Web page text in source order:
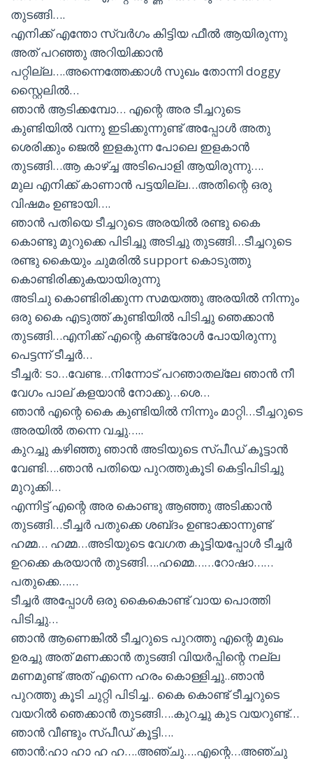
തുടങ്ങി….
എനിക്ക് എന്തോ സ്വർഗം കിട്ടിയ ഫീൽ ആയിരുന്നു
അത് പറഞ്ഞു അറിയിക്കാൻ
പറ്റില്ല….അന്നെത്തേക്കാൾ സുഖം തോന്നി doggy
സ്റ്റൈലിൽ…
ഞാൻ ആടിക്കമ്പോ… എന്റെ അര ടീച്ചറുടെ
കുണ്ടിയിൽ വന്നു ഇടിക്കുന്നുണ്ട് അപ്പോൾ അതു
ശെരിക്കും ജെൽ ഇളകുന്ന പോലെ ഇളകാൻ
തുടങ്ങി…ആ കാഴ്ച്ച അടിപൊളി ആയിരുന്നു….
മുല എനിക്ക് കാണാൻ പട്ടയില്ല…അതിന്റെ ഒരു
വിഷമം ഉണ്ടായി….
ഞാൻ പതിയെ ടീച്ചറുടെ അരയിൽ രണ്ടു കൈ
കൊണ്ടു മുറുക്കെ പിടിച്ചു അടിച്ചു തുടങ്ങി…ടീച്ചറുടെ
രണ്ടു കൈയും ചുമരിൽ support കൊടുത്തു
കൊണ്ടിരിക്കുകയായിരുന്നു
അടിചു കൊണ്ടിരിക്കുന്ന സമയത്തു അരയിൽ നിന്നും
ഒരു കൈ എടുത്ത് കുണ്ടിയിൽ പിടിച്ചു ഞെക്കാൻ
തുടങ്ങി…എനിക്ക് എന്റെ കണ്ട്രോൾ പോയിരുന്നു
പെട്ടന്ന് ടീച്ചർ…
ടീച്ചർ: ടാ…വേണ്ട…നിന്നോട് പറഞാതല്ലേ ഞാൻ നീ
വേഗം പാല് കളയാൻ നോക്കു…ശെ…
ഞാൻ എന്റെ കൈ കുണ്ടിയിൽ നിന്നും മാറ്റി…ടീച്ചറുടെ
അരയിൽ തന്നെ വച്ചു…..
കുറച്ചു കഴിഞ്ഞു ഞാൻ അടിയുടെ സ്പീഡ് കൂട്ടാൻ
വേണ്ടി….ഞാൻ പതിയെ പുറത്തുകൂടി കെട്ടിപിടിച്ചു
മുറുക്കി…
എന്നിട്ട് എന്റെ അര കൊണ്ടു ആഞ്ഞു അടിക്കാൻ
തുടങ്ങി…ടീച്ചർ പതുക്കെ ശബ്‌ദം ഉണ്ടാക്കാന്നുണ്ട്
ഹമ്മ… ഹമ്മ…അടിയുടെ വേഗത കൂട്ടിയപ്പോൾ ടീച്ചർ
ഉറക്കെ കരയാൻ തുടങ്ങി….ഹമ്മെ……റോഷാ……
പതുക്കെ……
ടീച്ചർ അപ്പോൾ ഒരു കൈകൊണ്ട് വായ പൊത്തി
പിടിച്ചു…
ഞാൻ ആണെങ്കിൽ ടീച്ചറുടെ പുറത്തു എന്റെ മുഖം
ഉരച്ചു അത് മണക്കാൻ തുടങ്ങി വിയർപ്പിന്റെ നല്ല
മണമുണ്ട് അത് എന്നെ ഹരം കൊള്ളിച്ചു..ഞാൻ
പുറത്തു കൂടി ചുറ്റി പിടിച്ച.. കൈ കൊണ്ട് ടീച്ചറുടെ
വയറിൽ ഞെക്കാൻ തുടങ്ങി….കുറച്ചു കുട വയറുണ്ട്…
ഞാൻ വീണ്ടും സ്പീഡ് കൂട്ടി….
ഞാൻ:ഹാ ഹാ ഹ ഹ….അഞ്ചു….എന്റെ…അഞ്ചു